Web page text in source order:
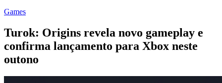
Games
Turok: Origins revela novo gameplay e
confirma lançamento para Xbox neste
outono